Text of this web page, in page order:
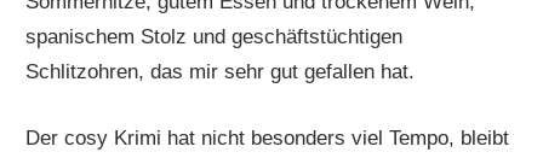
spanischem Stolz und geschäftstüchtigen
Schlitzohren, das mir sehr gut gefallen hat.
Der cosy Krimi hat nicht besonders viel Tempo, bleibt